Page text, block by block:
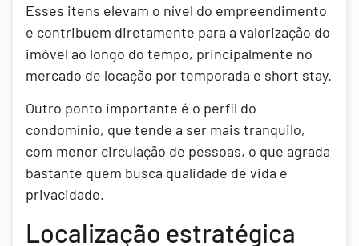
Esses itens elevam o nível do empreendimento
e contribuem diretamente para a valorização do
imóvel ao longo do tempo, principalmente no
mercado de locação por temporada e short stay.
Outro ponto importante é o perfil do
condomínio, que tende a ser mais tranquilo,
com menor circulação de pessoas, o que agrada
bastante quem busca qualidade de vida e
privacidade.
Localização estratégica